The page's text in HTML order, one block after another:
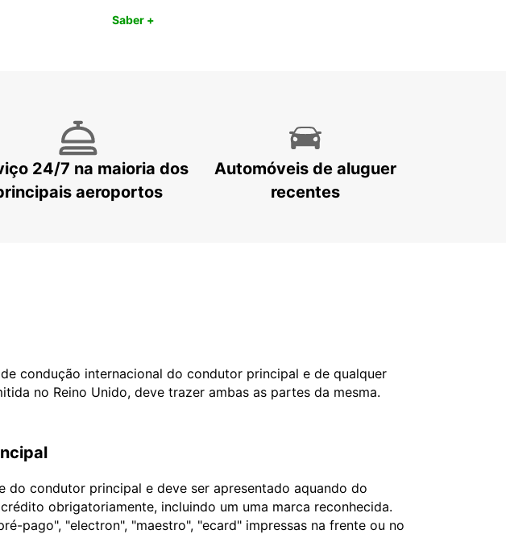
Saber +
24/7 na maioria dos
aeroportos
Automóveis de aluguer
recentes
condução internacional do condutor principal e de qualquer
no Reino Unido, deve trazer ambas as partes da mesma.
condutor principal e deve ser apresentado aquando do
obrigatoriamente, incluindo um uma marca reconhecida.
pago", "electron", "maestro", "ecard" impressas na frente ou no